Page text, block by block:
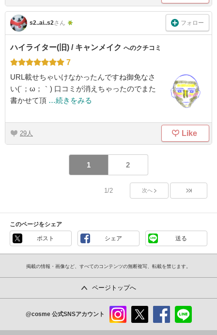
s2..ai..s2さん フォロー
ハイライター(旧) / キャンメイク へのクチコミ
7
URL載せちゃいけなかったんですね御免なさ
い(´；ω；｀) 口コミが消えちゃったのでまた
書かせて頂 …続きをみる
29 Like
1 2
1/2 次へ
このページをシェア
ポスト シェア 送る
掲載の情報・画像など、すべてのコンテンツの無断複写、転載を禁じます。
ページトップへ
@cosme 公式SNSアカウント